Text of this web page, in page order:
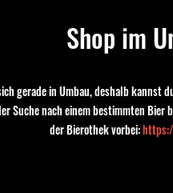
Verantwortliches
Land:
Shop im
gerade in Umbau, deshalb kannst
Suche nach einem bestimmten Bier
der Bierothek vorbei: